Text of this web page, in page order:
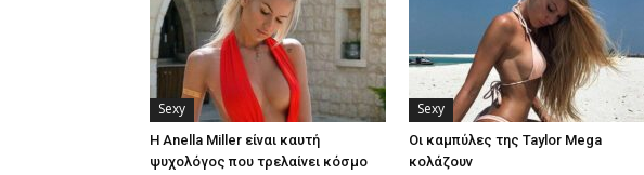
Sexy
Η Anella Miller είναι καυτή
ψυχολόγος που τρελαίνει κόσμο
Sexy
Οι καμπύλες της Taylor Mega
κολάζουν